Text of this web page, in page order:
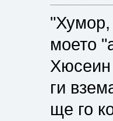
"Хумор,
моето
ги
ще го